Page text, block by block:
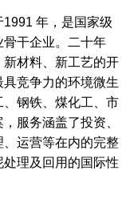
年，是国家级
干企业。二十年
材料、新工艺的开
竞争力的环境微生
钢铁、煤化工、市
服务涵盖了投资、
运营等在内的完整
理及回用的国际性